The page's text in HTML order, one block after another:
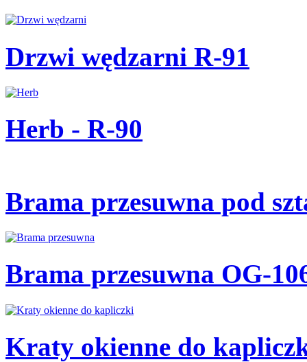
Drzwi wędzarni R-91
Herb - R-90
Brama przesuwna pod
Brama przesuwna OG-
Kraty okienne do